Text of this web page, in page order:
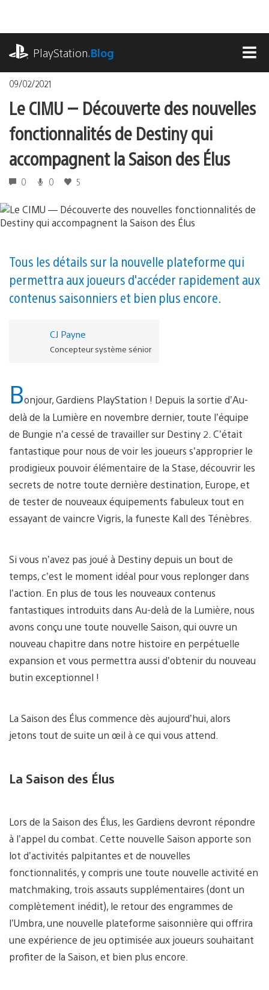
contenu
PlayStation.Blog
09/02/2021
Le CIMU — Découverte des nouvelles
fonctionnalités de Destiny qui
accompagnent la Saison des Élus
0 0 5
Tous les détails sur la nouvelle plateforme qui
permettra aux joueurs d'accéder rapidement aux
contenus saisonniers et bien plus encore.
CJ Payne
Concepteur système sénior
Bonjour, Gardiens PlayStation ! Depuis la sortie d’Au-
delà de la Lumière en novembre dernier, toute l’équipe
de Bungie n’a cessé de travailler sur Destiny 2. C’était
fantastique pour nous de voir les joueurs s’approprier le
prodigieux pouvoir élémentaire de la Stase, découvrir les
secrets de notre toute dernière destination, Europe, et
de tester de nouveaux équipements fabuleux tout en
essayant de vaincre Vigris, la funeste Kall des Ténèbres.
Si vous n’avez pas joué à Destiny depuis un bout de
temps, c’est le moment idéal pour vous replonger dans
l’action. En plus de tous les nouveaux contenus
fantastiques introduits dans Au-delà de la Lumière, nous
avons conçu une toute nouvelle Saison, qui ouvre un
nouveau chapitre dans notre histoire en perpétuelle
expansion et vous permettra aussi d’obtenir du nouveau
butin exceptionnel !
La Saison des Élus commence dès aujourd’hui, alors
jetons tout de suite un œil à ce qui vous attend.
La Saison des Élus
Lors de la Saison des Élus, les Gardiens devront répondre
à l’appel du combat. Cette nouvelle Saison apporte son
lot d’activités palpitantes et de nouvelles
fonctionnalités, y compris une toute nouvelle activité en
matchmaking, trois assauts supplémentaires (dont un
complètement inédit), le retour des engrammes de
l’Umbra, une nouvelle plateforme saisonnière qui offrira
une expérience de jeu optimisée aux joueurs souhaitant
profiter de la Saison, et bien plus encore.